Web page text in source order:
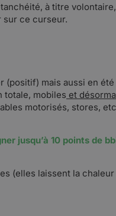
à titre
sur ce curseur.
(positif) mais aussi en été
totale, mobiles et
motorisés, stores,
jusqu’à 10 points de
(elles laissent la